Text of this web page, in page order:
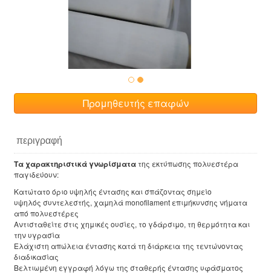
Προμηθευτής επαφών
περιγραφή
Τα χαρακτηριστικά γνωρίσματατης εκτύπωσης πολυεστέρα
παγιδεύουν:
Κατώτατο όριο υψηλής έντασης και σπάζοντας σημείο
υψηλός συντελεστής, χαμηλά monofilament επιμήκυνσης νήματα
από πολυεστέρες
Αντισταθείτε στις χημικές ουσίες, το γδάρσιμο, τη θερμότητα και
την υγρασία
Ελάχιστη απώλεια έντασης κατά τη διάρκεια της τεντώνοντας
διαδικασίας
Βελτιωμένη εγγραφή λόγω της σταθερής έντασης υφάσματος